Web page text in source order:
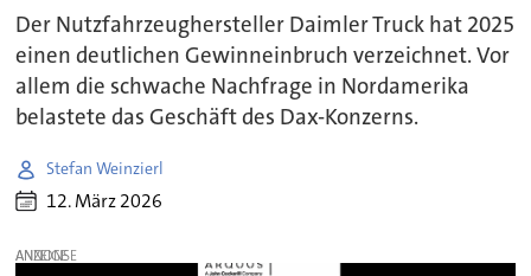
Der Nutzfahrzeughersteller Daimler Truck hat 2025
einen deutlichen Gewinneinbruch verzeichnet. Vor
allem die schwache Nachfrage in Nordamerika
belastete das Geschäft des Dax-Konzerns.
Stefan Weinzierl
12. März 2026
ANZEIGE